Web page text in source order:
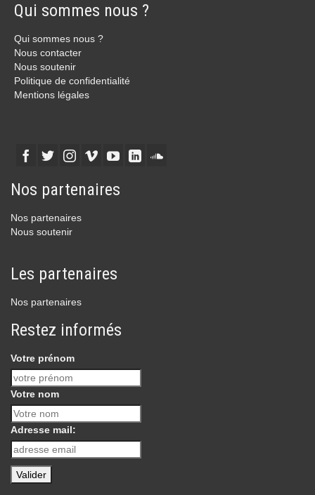
Qui sommes nous ?
Qui sommes nous ?
Nous contacter
Nous soutenir
Politique de confidentialité
Mentions légales
Nos partenaires
Nos partenaires
Nous soutenir
Les partenaires
Nos partenaires
Restez informés
Votre prénom
Votre nom
Adresse mail: